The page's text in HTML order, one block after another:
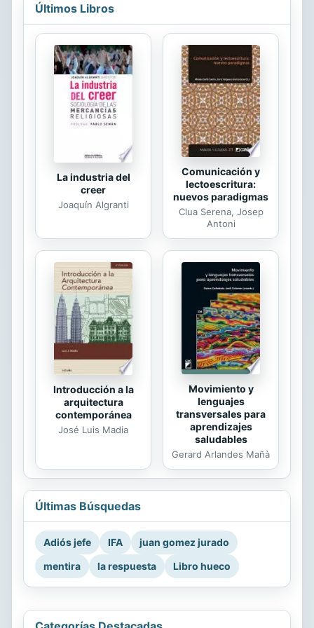
interior, el ansia de trascendencia y
a San Francisco de Asís y que más
tarde habría de plasmarse en obras
como Siddhartha), la comunión con la
naturaleza enfrentada a la
artificialidad de las relaciones
sociales, la persecución por veces
desesperada de una respuesta al
Últimos Libros
La industria del
creer
Joaquín Algranti
Comunicación y
lectoescritura:
nuevos paradigmas
Clua Serena, Josep
Antoni
Introducción a la
arquitectura
contemporánea
José Luis Madia
Movimiento y
lenguajes
transversales para
aprendizajes
saludables
Gerard Arlandes Mañà
Últimas Búsquedas
Adiós jefe IFA
juan gomez jurado
mentira
la respuesta Libro hueco